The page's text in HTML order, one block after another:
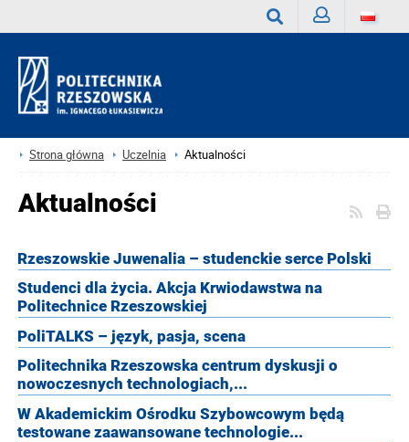
Strona główna Uczelnia Aktualności
Aktualności
Rzeszowskie Juwenalia – studenckie serce Polski
Studenci dla życia. Akcja Krwiodawstwa na
Politechnice Rzeszowskiej
PoliTALKS – język, pasja, scena
Politechnika Rzeszowska centrum dyskusji o
nowoczesnych technologiach,...
W Akademickim Ośrodku Szybowcowym będą
testowane zaawansowane technologie...